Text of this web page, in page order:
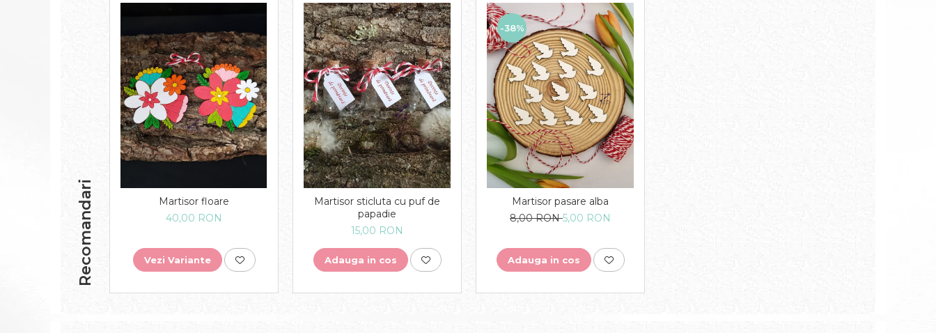
Recomandari
Martisor floare
40,00 RON
Vezi Variante
Martisor sticluta cu puf de
papadie
15,00 RON
Adauga in cos
-38%
Martisor pasare alba
8,00 RON5,00 RON
Adauga in cos